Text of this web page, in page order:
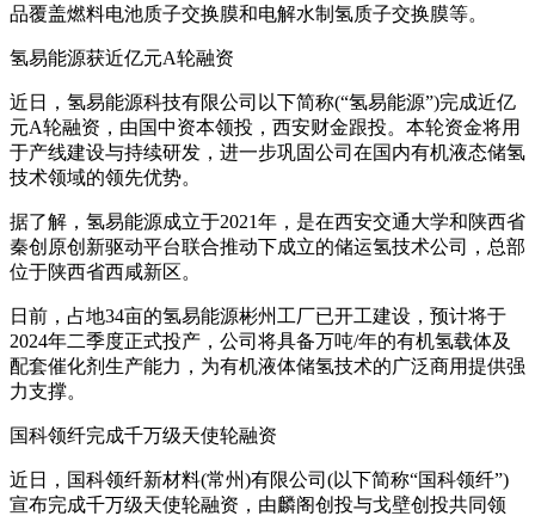
品覆盖燃料电池质子交换膜和电解水制氢质子交换膜等。
氢易能源获近亿元A轮融资
近日，氢易能源科技有限公司以下简称(“氢易能源”)完成近亿
元A轮融资，由国中资本领投，西安财金跟投。本轮资金将用
于产线建设与持续研发，进一步巩固公司在国内有机液态储氢
技术领域的领先优势。
据了解，氢易能源成立于2021年，是在西安交通大学和陕西省
秦创原创新驱动平台联合推动下成立的储运氢技术公司，总部
位于陕西省西咸新区。
日前，占地34亩的氢易能源彬州工厂已开工建设，预计将于
2024年二季度正式投产，公司将具备万吨/年的有机氢载体及
配套催化剂生产能力，为有机液体储氢技术的广泛商用提供强
力支撑。
国科领纤完成千万级天使轮融资
近日，国科领纤新材料(常州)有限公司(以下简称“国科领纤”)
宣布完成千万级天使轮融资，由麟阁创投与戈壁创投共同领